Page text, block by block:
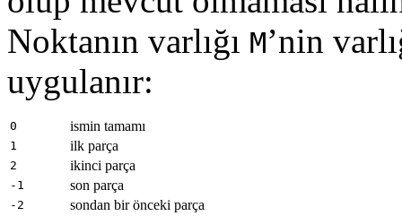
Noktanın varlığı M’nin
uygulanır:
0 ismin tamamı
1 ilk parça
2 ikinci parça
-1 son parça
-2 sondan bir önceki parça